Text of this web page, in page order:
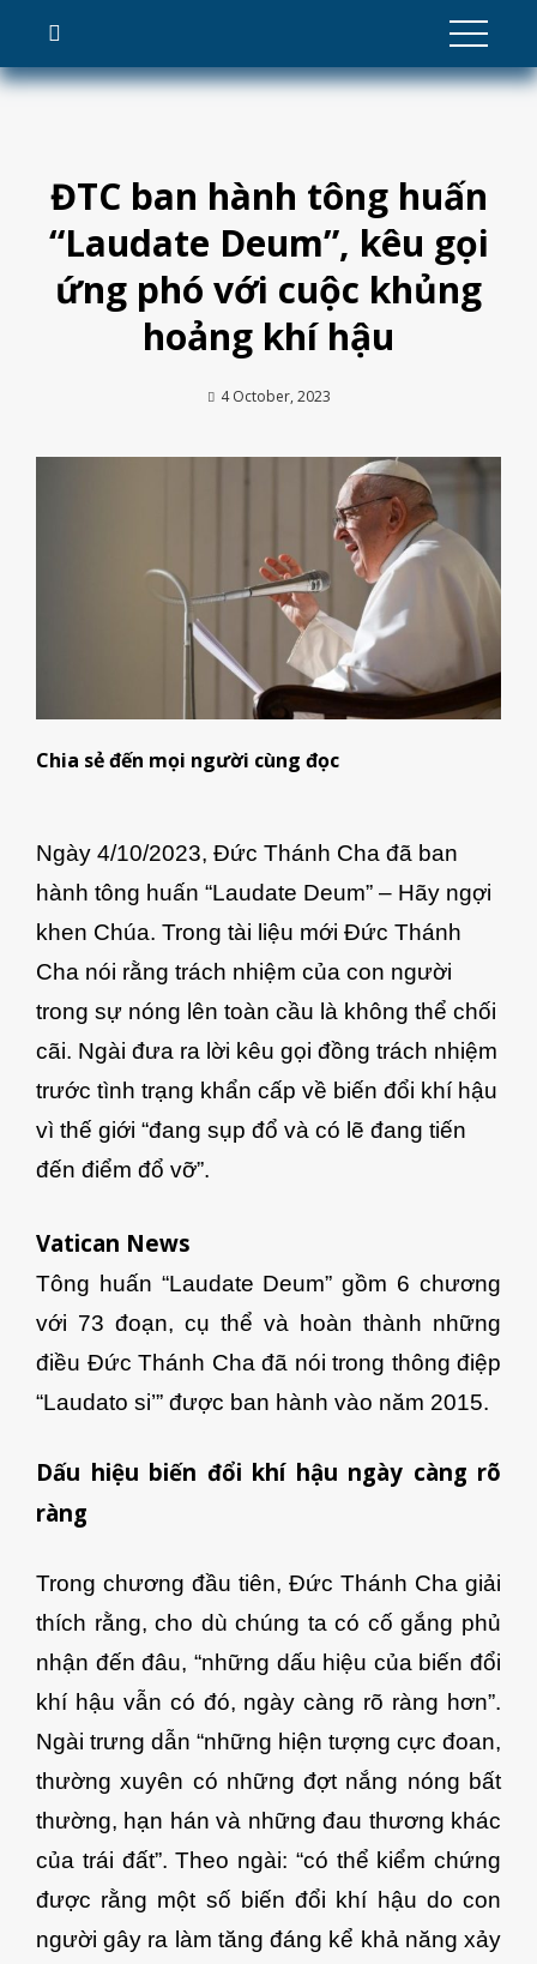
Skip
ĐTC ban hành tông huấn
“Laudate Deum”, kêu gọi
ứng phó với cuộc khủng
hoảng khí hậu
4 October, 2023
Chia sẻ đến mọi người cùng đọc
Ngày 4/10/2023, Đức Thánh Cha đã ban
hành tông huấn “Laudate Deum” – Hãy ngợi
khen Chúa. Trong tài liệu mới Đức Thánh
Cha nói rằng trách nhiệm của con người
trong sự nóng lên toàn cầu là không thể chối
cãi. Ngài đưa ra lời kêu gọi đồng trách nhiệm
trước tình trạng khẩn cấp về biến đổi khí hậu
vì thế giới “đang sụp đổ và có lẽ đang tiến
đến điểm đổ vỡ”.
Vatican News
Tông huấn “Laudate Deum” gồm 6 chương
với 73 đoạn, cụ thể và hoàn thành những
điều Đức Thánh Cha đã nói trong thông điệp
“Laudato si’” được ban hành vào năm 2015.
Dấu hiệu biến đổi khí hậu ngày càng rõ
ràng
Trong chương đầu tiên, Đức Thánh Cha giải
thích rằng, cho dù chúng ta có cố gắng phủ
nhận đến đâu, “những dấu hiệu của biến đổi
khí hậu vẫn có đó, ngày càng rõ ràng hơn”.
Ngài trưng dẫn “những hiện tượng cực đoan,
thường xuyên có những đợt nắng nóng bất
thường, hạn hán và những đau thương khác
của trái đất”. Theo ngài: “có thể kiểm chứng
được rằng một số biến đổi khí hậu do con
người gây ra làm tăng đáng kể khả năng xảy